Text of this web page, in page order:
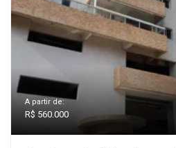
A partir de:
R$ 560.000